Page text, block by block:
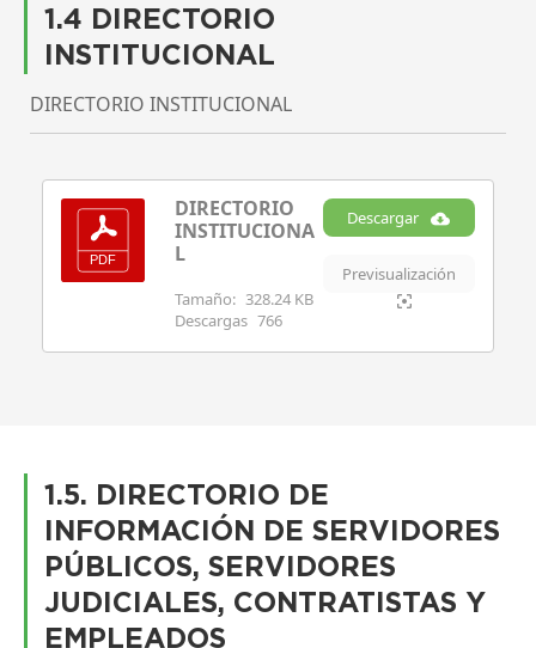
1.4 DIRECTORIO
INSTITUCIONAL
DIRECTORIO INSTITUCIONAL
DIRECTORIO
INSTITUCIONA
L
Tamaño: 328.24 KB
Descargas 766
Descargar
Previsualización
1.5. DIRECTORIO DE
INFORMACIÓN DE SERVIDORES
PÚBLICOS, SERVIDORES
JUDICIALES, CONTRATISTAS Y
EMPLEADOS